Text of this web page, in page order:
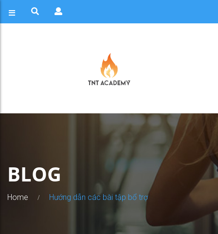
BLOG
Home Hướng dẫn các bài tập bổ trợ